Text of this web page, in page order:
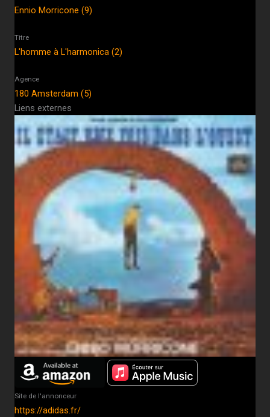
Ennio Morricone (9)
Titre
L'homme à L'harmonica (2)
Agence
180 Amsterdam (5)
Liens externes
Site de l'annonceur
https://adidas.fr/